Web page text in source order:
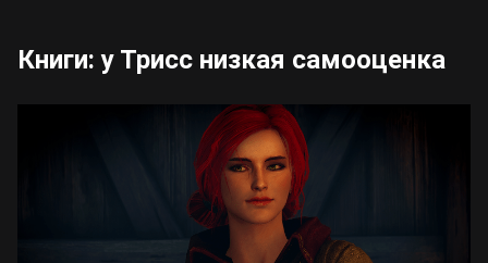
Книги: у Трисс низкая самооценка